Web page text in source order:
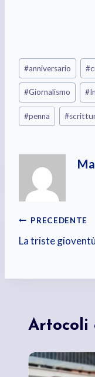
Tag
articolo:
#anniversario #
#Giornalismo #
#penna #
articoli
PRECEDENTE
La triste gioventù
Artocoli